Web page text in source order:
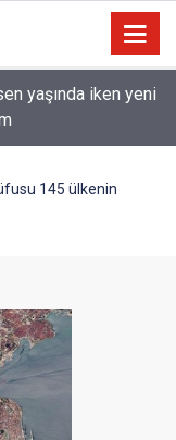
daha
145 ülkenin